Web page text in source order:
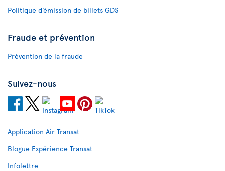
Politique d’émission de billets GDS
Fraude et prévention
Prévention de la fraude
Suivez-nous
Application Air Transat
Blogue Expérience Transat
Infolettre